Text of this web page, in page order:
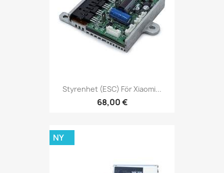
Styrenhet (ESC) För Xiaomi...
68,00 €
NY